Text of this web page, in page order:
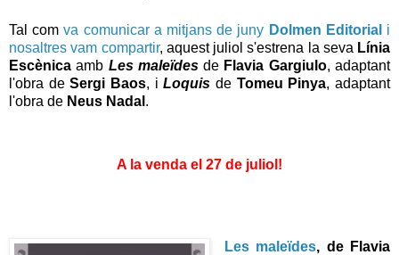
Tal comva comunicar a mitjans de juny Dolmen Editorial i
nosaltres vam compartir, aquest juliol s'estrena la seva Línia
Escènica amb Les maleïdesde Flavia Gargiulo, adaptant
l'obra deSergi Baos, iLoquis de Tomeu Pinya, adaptant
l'obra de Neus Nadal .
A la venda el 27 de juliol!
Les maleïdes, de Flavia